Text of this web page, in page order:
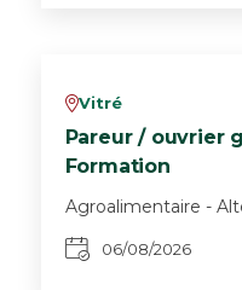
vVitré
Pareur / ouvrier
Formation
Agroalimentaire -
06/08/2026